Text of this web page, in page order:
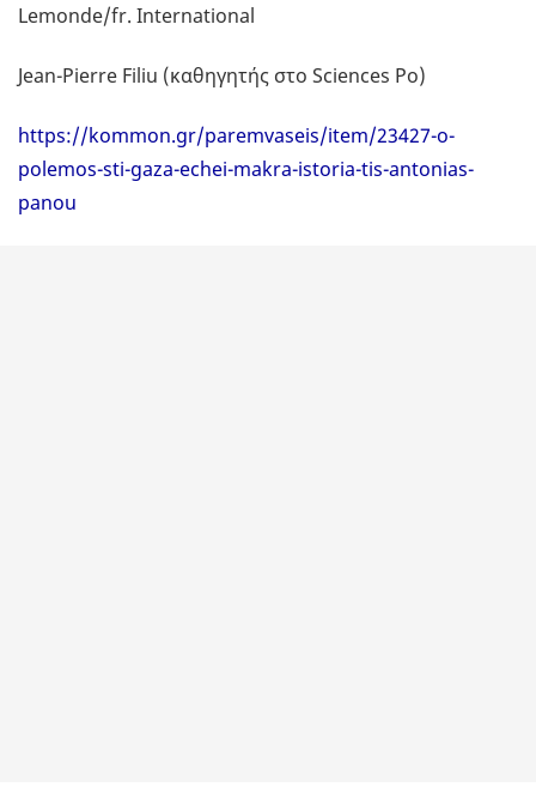
Lemonde/fr. International
Jean-Pierre Filiu (καθηγητής στο Sciences Po)
https://kommon.gr/paremvaseis/item/23427-o-
polemos-sti-gaza-echei-makra-istoria-tis-antonias-
panou